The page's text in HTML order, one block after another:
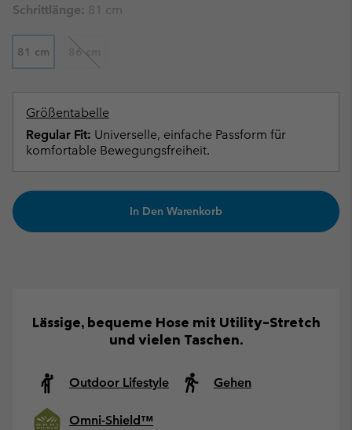
Schrittlänge: 81 cm
81 cm 86 cm
Größentabelle
Regular Fit: Universelle, einfache Passform für
komfortable Bewegungsfreiheit.
In Den Warenkorb
Lässige, bequeme Hose mit Utility-Stretch
und vielen Taschen.
Outdoor Lifestyle Gehen
Omni-Shield™